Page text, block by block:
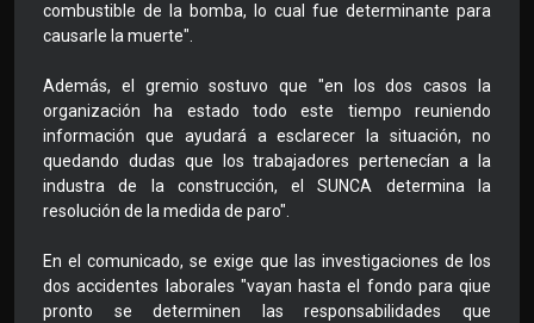
combustible de la bomba, lo cual fue determinante para
causarle la muerte".
Además, el gremio sostuvo que "en los dos casos la
organización ha estado todo este tiempo reuniendo
información que ayudará a esclarecer la situación, no
quedando dudas que los trabajadores pertenecían a la
industra de la construcción, el SUNCA determina la
resolución de la medida de paro".
En el comunicado, se exige que las investigaciones de los
dos accidentes laborales "vayan hasta el fondo para qiue
pronto se determinen las responsabilidades que